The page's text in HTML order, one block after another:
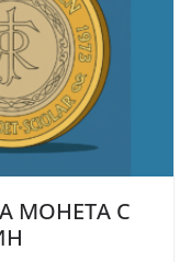
МОНЕТА С